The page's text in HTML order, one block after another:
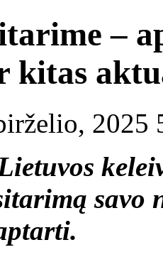
–
kitas
2025
savo